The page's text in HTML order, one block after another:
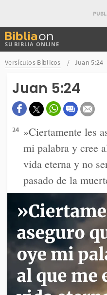
SU BIBLIA ONLINE
Buscar
en
Bibliaon
Versículos Bíblicos Juan 5:24
Juan 5:24
24
»Ciertamente les
mi palabra y cree
vida eterna y no
pasado de la